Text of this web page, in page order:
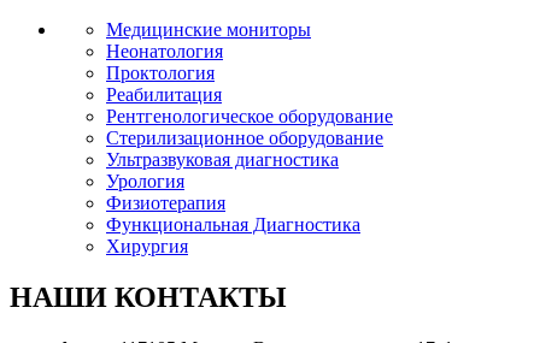
Медицинские мониторы
Неонатология
Проктология
Реабилитация
Рентгенологическое оборудование
Стерилизационное оборудование
Ультразвуковая диагностика
Урология
Физиотерапия
Функциональная Диагностика
Хирургия
НАШИ КОНТАКТЫ